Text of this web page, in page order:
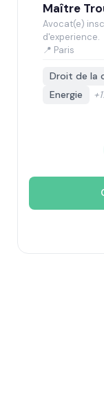
Maître
Avocat(e)
d'experience.
📍 Paris
Droit de la
Energie